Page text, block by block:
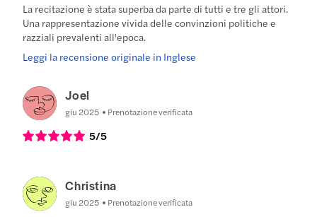
La recitazione è stata superba da parte di tutti e tre gli attori.
Una rappresentazione vivida delle convinzioni politiche e
razziali prevalenti all'epoca.
Leggi la recensione originale in Inglese
Joel
giu 2025 Prenotazione verificata
5/5
Christina
giu 2025 Prenotazione verificata